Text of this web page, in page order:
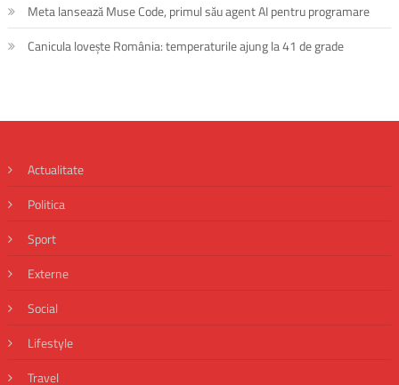
Meta lansează Muse Code, primul său agent AI pentru programare
Canicula lovește România: temperaturile ajung la 41 de grade
Actualitate
Politica
Sport
Externe
Social
Lifestyle
Travel